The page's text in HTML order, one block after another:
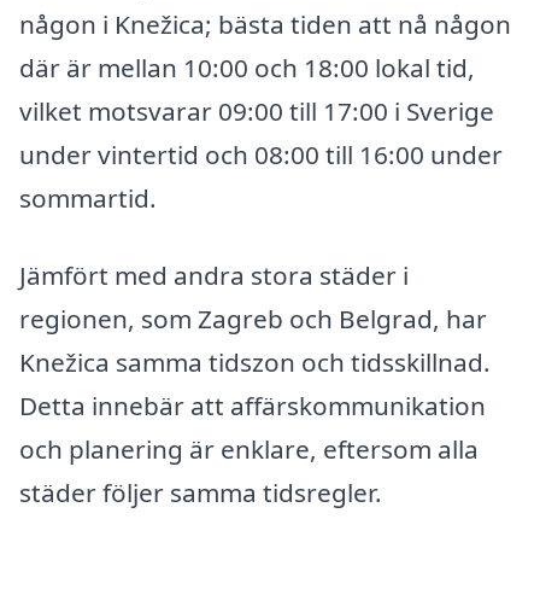
någon i Knežica; bästa tiden att nå någon
där är mellan 10:00 och 18:00 lokal tid,
vilket motsvarar 09:00 till 17:00 i Sverige
under vintertid och 08:00 till 16:00 under
sommartid.
Jämfört med andra stora städer i
regionen, som Zagreb och Belgrad, har
Knežica samma tidszon och tidsskillnad.
Detta innebär att affärskommunikation
och planering är enklare, eftersom alla
städer följer samma tidsregler.